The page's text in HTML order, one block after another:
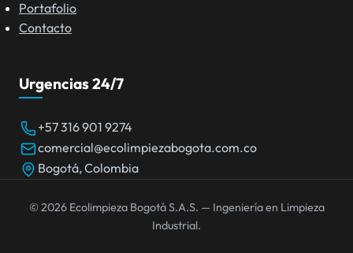
Portafolio
Contacto
Urgencias 24/7
+57 316 901 9274
comercial@ecolimpiezabogota.com.co
Bogotá, Colombia
© 2026Ecolimpieza Bogotá S.A.S. — Ingeniería en Limpieza
Industrial.